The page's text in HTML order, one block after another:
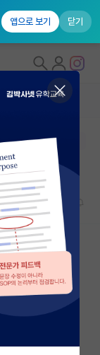
앱으로 보기 닫기